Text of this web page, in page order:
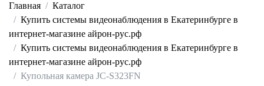
Главная
Каталог
Купить системы видеонаблюдения в Екатеринбурге в
интернет-магазине айрон-рус.рф
Купить системы видеонаблюдения в Екатеринбурге в
интернет-магазине айрон-рус.рф
Купольная камера JC-S323FN